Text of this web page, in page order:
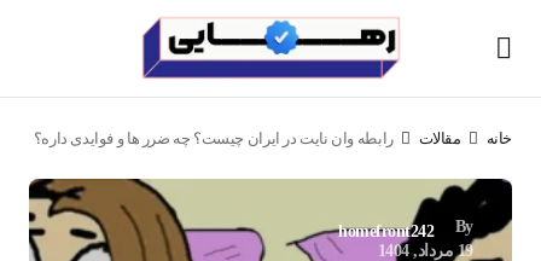
خانه مقالات رابطه وان نایت در ایران چیست؟ چه ضرر ها و فوایدی داره؟
By
homefront242
19 مرداد, 1404